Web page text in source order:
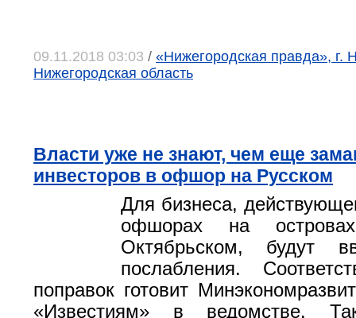
09.11.2018 03:03 / «Нижегородская правда», г.
Нижегородская область
Власти уже не знают, чем еще
инвесторов в офшор на Русском
Для бизнеса,
офшорах на
Октябрьском, будут
послабления.
поправок готовит
«Известиям» в ведомстве.